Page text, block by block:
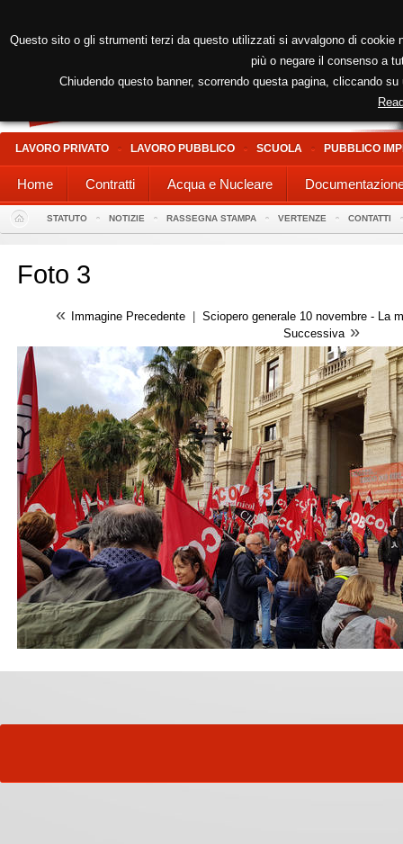
LAVORO PRIVATO LAVORO PUBBLICO SCUOLA PUBBLICO
Home Contratti Acqua e Nucleare
STATUTO NOTIZIE RASSEGNA STAMPA VERTENZE CONTATTI
Foto 3
« Immagine Precedente
Sciopero generale 10 novembre - La
Successiva»
Questo sito o gli strumenti terzi da questo utilizzati si avvalgono di
più o negare il consenso a
Chiudendo questo banner, scorrendo questa pagina, cliccando